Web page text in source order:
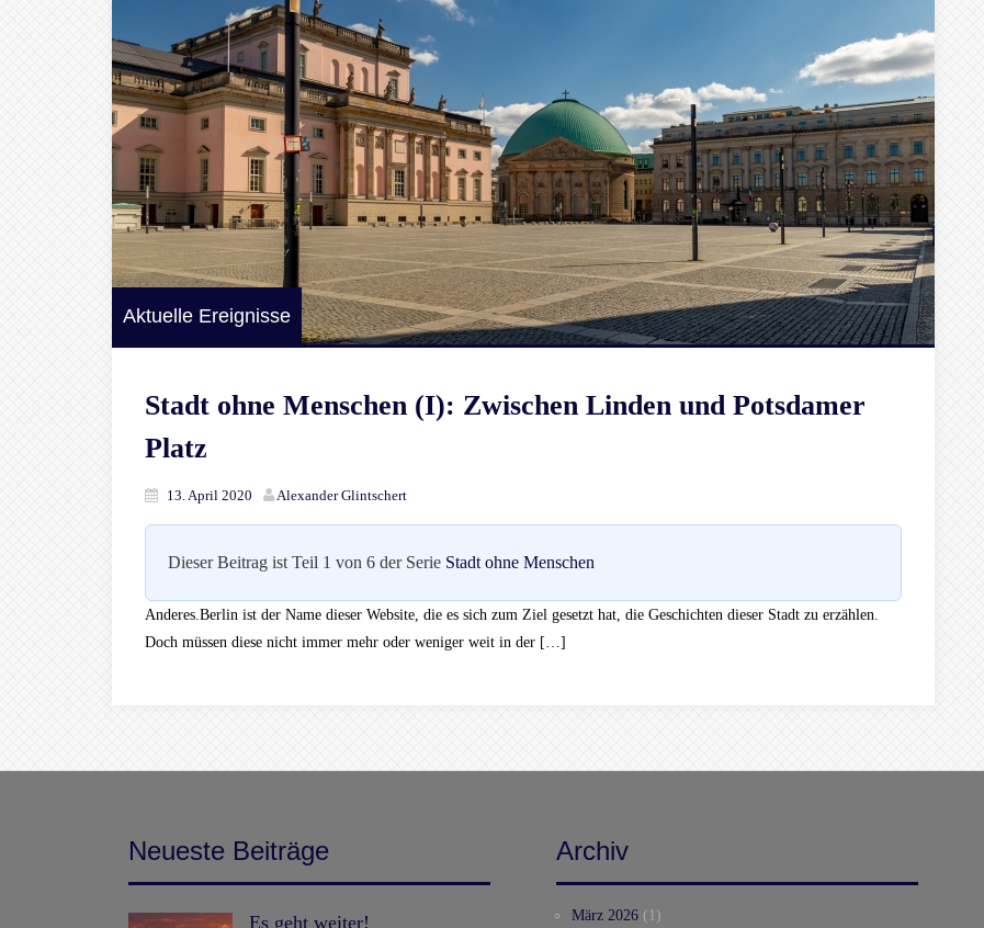
Aktuelle Ereignisse
Stadt ohne Menschen (I): Zwischen Linden und Potsdamer
Platz
13. April 2020 Alexander Glintschert
Dieser Beitrag ist Teil 1 von 6 der Serie Stadt ohne Menschen
Anderes.Berlin ist der Name dieser Website, die es sich zum Ziel gesetzt hat, die Geschichten dieser Stadt zu erzählen.
Doch müssen diese nicht immer mehr oder weniger weit in der […]
Neueste Beiträge
Es geht weiter!
Archiv
März 2026 (1)